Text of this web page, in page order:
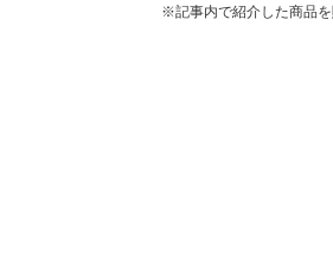
※記事内で紹介した商品を